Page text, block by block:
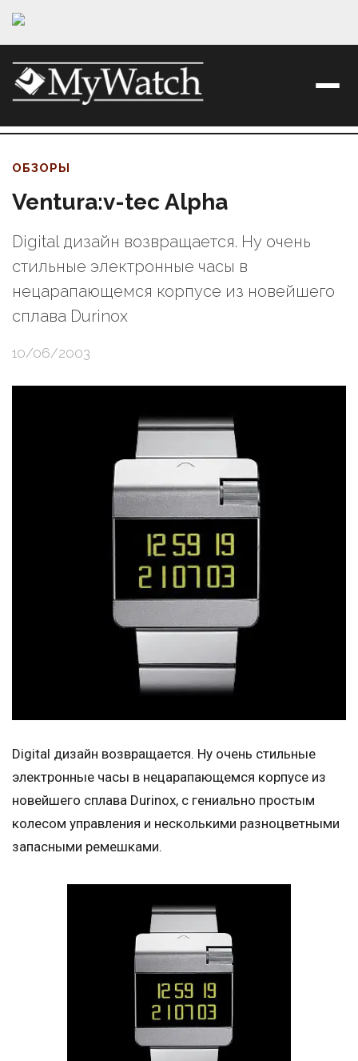
ОБЗОРЫ
Ventura:v-tec Alpha
Digital дизайн возвращается. Ну очень
стильные электронные часы в
нецарапающемся корпусе из новейшего
сплава Durinox
10/06/2003
Digital дизайн возвращается. Ну очень стильные
электронные часы в нецарапающемся корпусе из
новейшего сплава Durinox, с гениально простым
колесом управления и несколькими разноцветными
запасными ремешками.